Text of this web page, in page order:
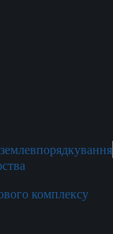
комплексу